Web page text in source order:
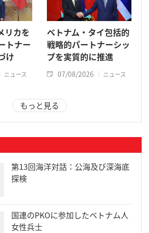
リカを
トナー
け
ニュース
ベトナム・タイ包括的
戦略的パートナーシッ
プを実質的に推進
07/08/2026 ニュース
もっと見る
第13回海洋対話：公海及び深海底
探検
国連のPKOに参加したベトナム人
女性兵士